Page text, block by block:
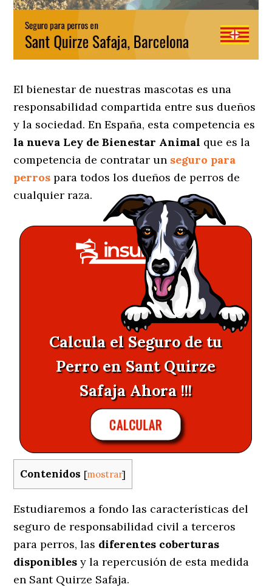
El bienestar de nuestras mascotas es una
responsabilidad compartida entre sus dueños
y la sociedad. En España, esta competencia es
la nueva Ley de Bienestar Animal que es la
competencia de contratar un seguro para
perros para todos los dueños de perros de
cualquier raza.
Calcula el Seguro de tu
Perro en Sant Quirze
Safaja Ahora !!!
CALCULAR
Contenidos [mostrar]
Estudiaremos a fondo las características del
seguro de responsabilidad civil a terceros
para perros, las diferentes coberturas
disponibles y la repercusión de esta medida
en Sant Quirze Safaja.